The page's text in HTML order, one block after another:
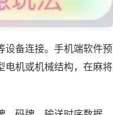
设备连接。手机端软件预
电机或机械结构，在麻将